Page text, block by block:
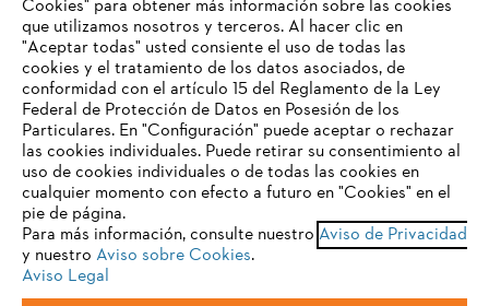
Contacto
Aviso de privacidad
Aviso de privacidad sobre cookies Información legal
TU NAVEGADOR NO ES
COMPATIBLE
El navegador que estás utilizando no es compatible con
nuestra página web. Para que puedas disfrutar de nuestro
contenido, utiliza uno de los siguientes navegadores:
firefox chrome
safari edge
Cookies" para obtener más información sobre las cookies
que utilizamos nosotros y terceros. Al hacer clic en
"Aceptar todas" usted consiente el uso de todas las
cookies y el tratamiento de los datos asociados, de
conformidad con el artículo 15 del Reglamento de la Ley
Federal de Protección de Datos en Posesión de los
Particulares. En "Configuración" puede aceptar o rechazar
las cookies individuales. Puede retirar su consentimiento al
uso de cookies individuales o de todas las cookies en
cualquier momento con efecto a futuro en "Cookies" en el
pie de página.
Para más información, consulte nuestro Aviso de Privacidad
y nuestro Aviso sobre Cookies.
Aviso Legal